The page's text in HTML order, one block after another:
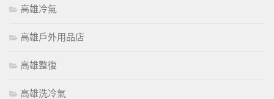
高雄冷氣
高雄戶外用品店
高雄整復
高雄洗冷氣